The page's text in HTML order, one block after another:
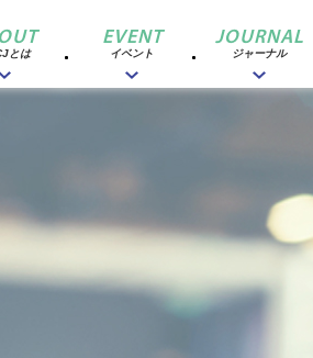
とは
EVENT
イベント
JOURNAL
ジャーナル